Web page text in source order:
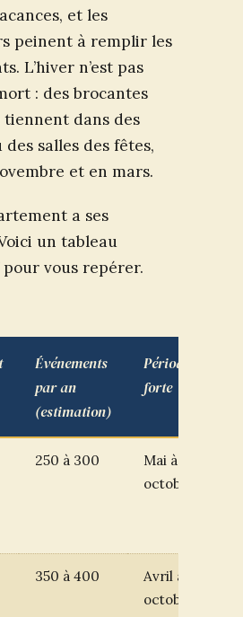
et les
peinent à remplir les
L’hiver n’est pas
: des brocantes
tiennent dans des
des salles des fêtes,
et en mars.
a ses
un tableau
vous repérer.
Événements
par an
(estimation)
Période
forte
250 à 300
Mai à
octobre
350 à 400
Avril à
octobre